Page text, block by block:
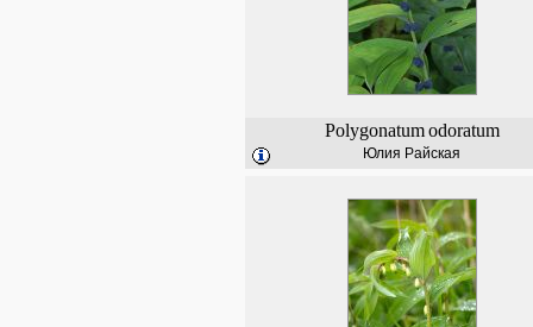
Polygonatum odoratum
Юлия Райская